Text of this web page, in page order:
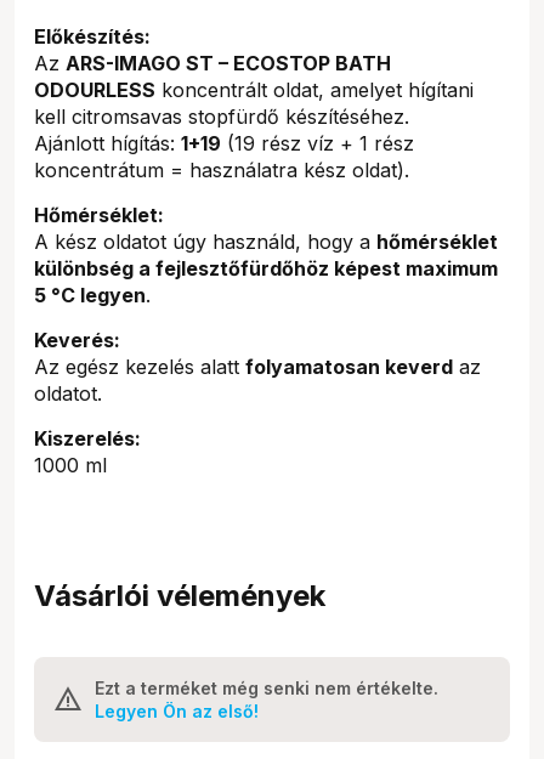
Előkészítés:
Az ARS-IMAGO ST – ECOSTOP BATH
ODOURLESS koncentrált oldat, amelyet hígítani
kell citromsavas stopfürdő készítéséhez.
Ajánlott hígítás: 1+19 (19 rész víz + 1 rész
koncentrátum = használatra kész oldat).
Hőmérséklet:
A kész oldatot úgy használd, hogy a hőmérséklet
különbség a fejlesztőfürdőhöz képest maximum
5 °C legyen.
Keverés:
Az egész kezelés alatt folyamatosan keverd az
oldatot.
Kiszerelés:
1000 ml
Vásárlói vélemények
Ezt a terméket még senki nem értékelte.
Legyen Ön az első!